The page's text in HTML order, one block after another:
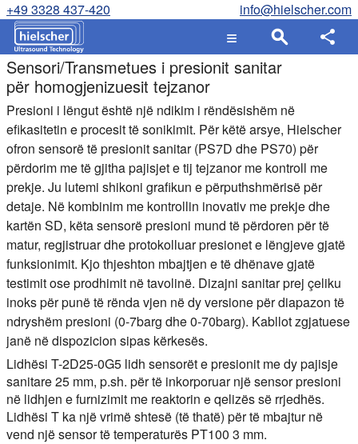
+49 3328 437-420 info@hielscher.com
Sensori/Transmetues i presionit sanitar
për homogjenizuesit tejzanor
Presioni i lëngut është një ndikim i rëndësishëm në
efikasitetin e procesit të sonikimit. Për këtë arsye, Hielscher
ofron sensorë të presionit sanitar (PS7D dhe PS70) për
përdorim me të gjitha pajisjet e tij tejzanor me kontroll me
prekje. Ju lutemi shikoni grafikun e përputhshmërisë për
detaje. Në kombinim me kontrollin inovativ me prekje dhe
kartën SD, këta sensorë presioni mund të përdoren për të
matur, regjistruar dhe protokolluar presionet e lëngjeve gjatë
funksionimit. Kjo thjeshton mbajtjen e të dhënave gjatë
testimit ose prodhimit në tavolinë. Dizajni sanitar prej çeliku
inoks për punë të rënda vjen në dy versione për diapazon të
ndryshëm presioni (0-7barg dhe 0-70barg). Kabllot zgjatuese
janë në dispozicion sipas kërkesës.
Lidhësi T-2D25-0G5 lidh sensorët e presionit me dy pajisje
sanitare 25 mm, p.sh. për të inkorporuar një sensor presioni
në lidhjen e furnizimit me reaktorin e qelizës së rrjedhës.
Lidhësi T ka një vrimë shtesë (të thatë) për të mbajtur në
vend një sensor të temperaturës PT100 3 mm.